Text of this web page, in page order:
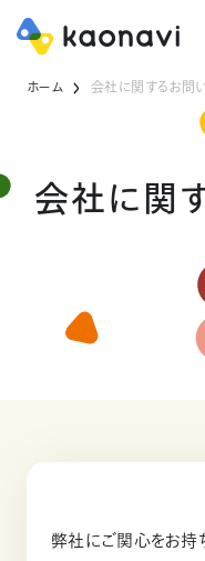
ホーム 会社に関するお問
会社に関
弊社にご関心をお持